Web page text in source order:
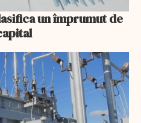
un împrumut de